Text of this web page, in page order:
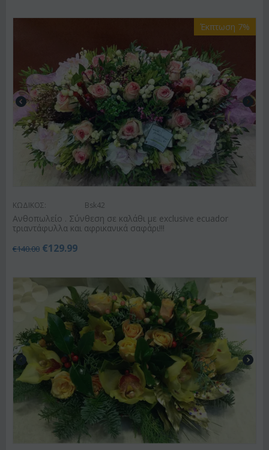
Έκπτωση 7%
ΚΩΔΙΚΟΣ: Bsk42
Ανθοπωλείο . Σύνθεση σε καλάθι με exclusive ecuador
τριαντάφυλλα και αφρικανικά σαφάρι!!!
€140.00 €129.99